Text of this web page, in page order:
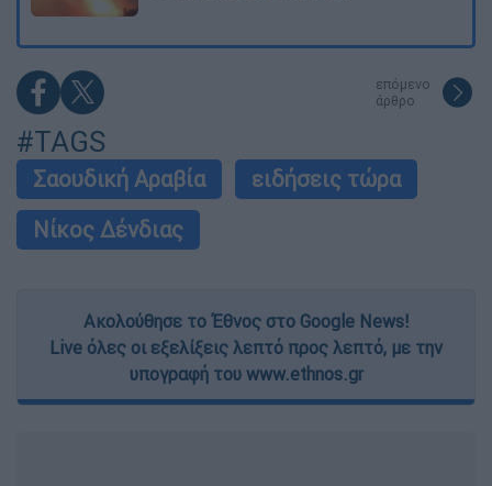
επόμενο
άρθρο
#TAGS
Σαουδική Αραβία
ειδήσεις τώρα
Νίκος Δένδιας
Ακολούθησε το Έθνος στο Google News!
Live όλες οι εξελίξεις λεπτό προς λεπτό, με την
υπογραφή του www.ethnos.gr